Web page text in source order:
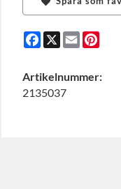
Facebook
X Email
Artikelnummer:
2135037